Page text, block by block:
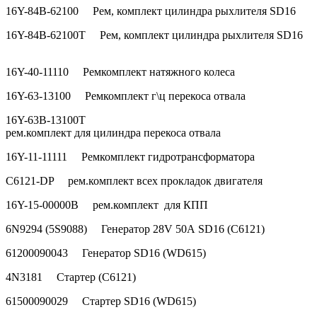
16Y-84B-62100 Рем, комплект цилиндра рыхлителя SD16
16Y-84B-62100T Рем, комплект цилиндра рыхлителя SD16
16Y-40-11110 Ремкомплект натяжного колеса
16Y-63-13100 Ремкомплект г\ц перекоса отвала
16Y-63B-13100T
рем.комплект для цилиндра перекоса отвала
16Y-11-11111 Ремкомплект гидротрансформатора
С6121-DP рем.комплект всех прокладок двигателя
16Y-15-00000B рем.комплект для КПП
6N9294 (5S9088) Генератор 28V 50A SD16 (С6121)
61200090043 Генератор SD16 (WD615)
4N3181 Стартер (С6121)
61500090029 Стартер SD16 (WD615)